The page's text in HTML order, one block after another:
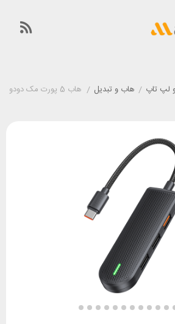
و لپ تاپ / هاب و تبدیل / هاب 5 پورت مک دودو Mcdodo HU-1430 Star Series